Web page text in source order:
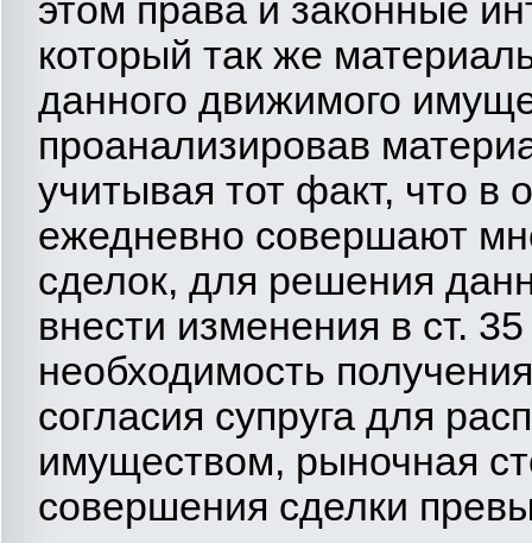
который так же
данного движимого
проанализировав
учитывая тот факт, что в
ежедневно совершают
сделок, для решения
внести изменения в ст.
необходимость
согласия супруга для
имуществом, рыночная
совершения сделки